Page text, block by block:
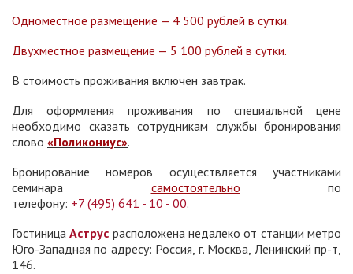
Одноместное размещение — 4 500 рублей в сутки.
Двухместное размещение — 5 100 рублей в сутки.
В стоимость проживания включен завтрак.
Для оформления проживания по специальной цене
необходимо сказать сотрудникам службы бронирования
слово «Поликониус».
Бронирование номеров осуществляется участниками
семинара самостоятельно по
телефону: +7 (495) 641 - 10 - 00.
Гостиница Аструс расположена недалеко от станции метро
Юго-Западная по адресу: Россия, г. Москва, Ленинский пр-т,
146.